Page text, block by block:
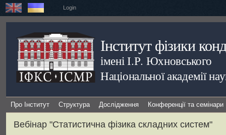
Login
Інститут фізики
імені І.Р. Юхновського
Національної академії
Про Інститут Структура Дослідження Конференції та семінари
Вебінар "Статистична фізика складних систем"